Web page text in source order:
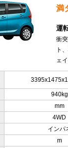
満
運
衝
ト
ェ
940kg
mm
4WD
インパ
m